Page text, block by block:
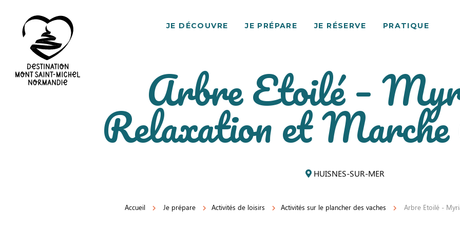
JE DÉCOUVRE JE PRÉPARE JE RÉSERVE PRATIQUE
Arbre Etoilé –
Relaxation et
HUISNES-SUR-MER
Accueil Je prépare Activités de loisirs Activités sur le plancher des vaches Arbre Etoilé -